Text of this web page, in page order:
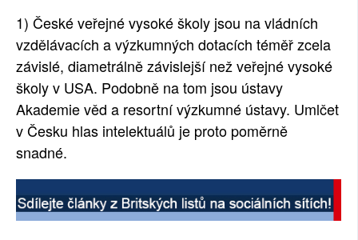
1) České veřejné vysoké školy jsou na vládních
vzdělávacích a výzkumných dotacích téměř zcela
závislé, diametrálně závislejší než veřejné vysoké
školy v USA. Podobně na tom jsou ústavy
Akademie věd a resortní výzkumné ústavy. Umlčet
v Česku hlas intelektuálů je proto poměrně
snadné.